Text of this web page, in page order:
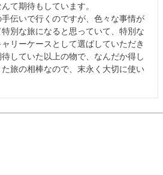
て期待もしています。
伝いで行くのですが、色々な事情が
別な旅になると思っていて、特別な
リーケースとして選ばしていただき
していた以上の物で、なんだか得し
旅の相棒なので、末永く大切に使い